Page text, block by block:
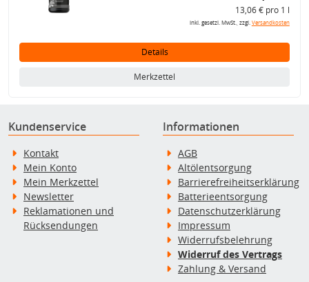
13,06 € pro 1 l
inkl. gesetzl. MwSt., zzgl.Versandkosten
Details
Merkzettel
Kundenservice
Kontakt
Mein Konto
Mein Merkzettel
Newsletter
Reklamationen und
Rücksendungen
Informationen
AGB
Altölentsorgung
Barrierefreiheitserklärung
Batterieentsorgung
Datenschutzerklärung
Impressum
Widerrufsbelehrung
Widerruf des Vertrags
Zahlung & Versand